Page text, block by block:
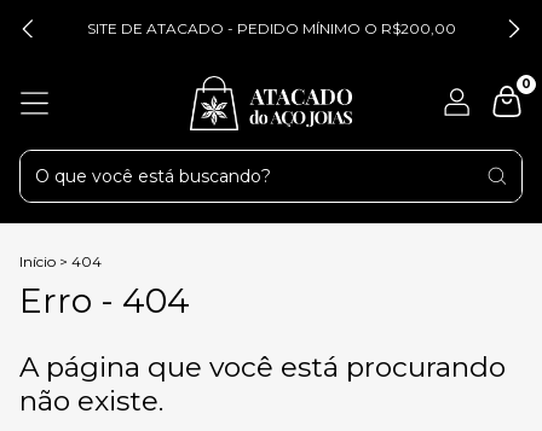
SITE DE ATACADO - PEDIDO MÍNIMO O R$200,00
0
Início > 404
Erro - 404
A página que você está procurando
não existe.